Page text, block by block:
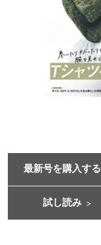
最新号を購入する
試し読み